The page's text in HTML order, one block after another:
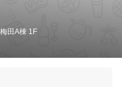
田A棟 1F